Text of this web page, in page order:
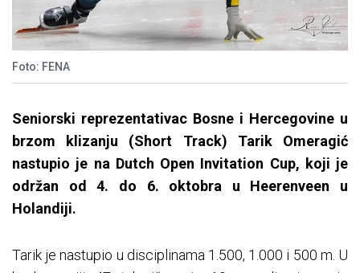
Foto: FENA
Seniorski reprezentativac Bosne i Hercegovine u
brzom klizanju (Short Track) Tarik Omeragić
nastupio je na Dutch Open Invitation Cup, koji je
održan od 4. do 6. oktobra u Heerenveen u
Holandiji.
Tarik je nastupio u disciplinama 1.500, 1.000 i 500 m. U